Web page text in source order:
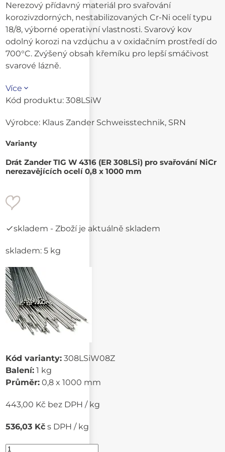
Nerezový přídavný materiál pro svařování
korozivzdorných, nestabilizovaných Cr-Ni ocelí typu
18/8, výborné operativní vlastnosti. Svarový kov
odolný korozi na vzduchu a v oxidačním prostředí do
700°C. Zvýšený obsah křemíku pro lepší smáčivost
svarové lázně.
Více
Kód produktu: 308LSiW
Výrobce: Klaus Zander Schweisstechnik, SRN
Varianty
Drát Zander TIG W 4316 (ER 308LSi) pro svařování NiCr
nerezavějících ocelí 0,8 x 1000 mm
skladem - Zboží je aktuálně skladem
skladem: 5 kg
Kód varianty: 308LSiW08Z
Balení: 1 kg
Průměr: 0,8 x 1000 mm
443,00 Kč bez DPH / kg
536,03 Kč s DPH / kg